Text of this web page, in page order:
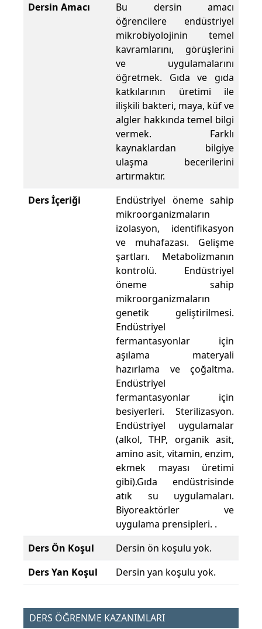
Dersin Amacı
Bu dersin amacı
öğrencilere endüstriyel
mikrobiyolojinin temel
kavramlarını, görüşlerini
ve uygulamalarını
öğretmek. Gıda ve gıda
katkılarının üretimi ile
ilişkili bakteri, maya, küf ve
algler hakkında temel bilgi
vermek. Farklı
kaynaklardan bilgiye
ulaşma becerilerini
artırmaktır.
Ders İçeriği
Endüstriyel öneme sahip
mikroorganizmaların
izolasyon, identifikasyon
ve muhafazası. Gelişme
şartları. Metabolizmanın
kontrolü. Endüstriyel
öneme sahip
mikroorganizmaların
genetik geliştirilmesi.
Endüstriyel
fermantasyonlar için
aşılama materyali
hazırlama ve çoğaltma.
Endüstriyel
fermantasyonlar için
besiyerleri. Sterilizasyon.
Endüstriyel uygulamalar
(alkol, THP, organik asit,
amino asit, vitamin, enzim,
ekmek mayası üretimi
gibi).Gıda endüstrisinde
atık su uygulamaları.
Biyoreaktörler ve
uygulama prensipleri. .
Ders Ön Koşul
Dersin ön koşulu yok.
Ders Yan Koşul
Dersin yan koşulu yok.
DERS ÖĞRENME KAZANIMLARI